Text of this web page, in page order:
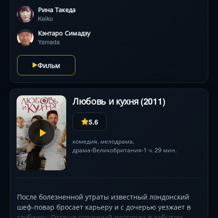
летающих кальмаров, икры-людоеда и гигантского
тунца с топором. Фильм взрывает экран
примитивными, но очаровательными
спецэффектами и безумным экшеном от звезды
кулинарную тему в феерию абсурдного ужаса и
чёрного юмора.
Рина Такеда
Keiko
Кэнтаро Симадзу
Yamada
Фильм
Любовь и кухня (2011)
5.6
комедия, мелодрама,
драма•Великобритания•1 ч. 29 мин.
После болезненной утраты известный лондонский
шеф-повар бросает карьеру и с дочерью уезжает в